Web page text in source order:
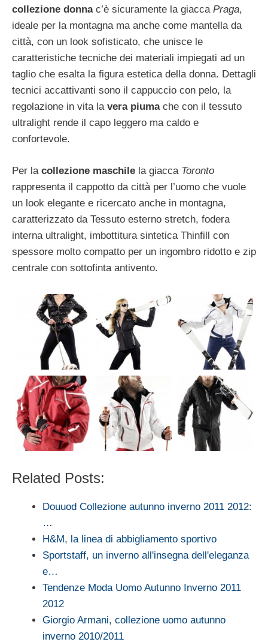
collezione donnac’è sicuramente la giacca Praga,
ideale per la montagna ma anche come mantella da
città, con un look sofisticato, che unisce le
caratteristiche tecniche dei materiali impiegati ad un
taglio che esalta la figura estetica della donna. Dettagli
tecnici accattivanti sono il cappuccio con pelo, la
regolazione in vita la vera piumache con il tessuto
ultralight rende il capo leggero ma caldo e
confortevole.
Per la collezione maschile la giacca Toronto
rappresenta il cappotto da città per l’uomo che vuole
un look elegante e ricercato anche in montagna,
caratterizzato da Tessuto esterno stretch, fodera
interna ultralight, imbottitura sintetica Thinfill con
spessore molto compatto per un ingombro ridotto e zip
centrale con sottofinta antivento.
Related Posts:
Douuod Collezione autunno inverno 2011 2012:
…
H&M, la linea di abbigliamento sportivo
Sportstaff, un inverno all'insegna dell'eleganza
e…
Tendenze Moda Uomo Autunno Inverno 2011
2012
Giorgio Armani, collezione uomo autunno
inverno 2010/2011